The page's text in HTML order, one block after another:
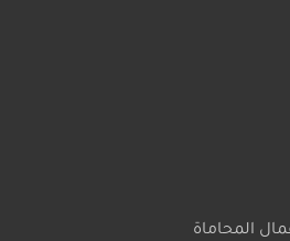
المحاماة